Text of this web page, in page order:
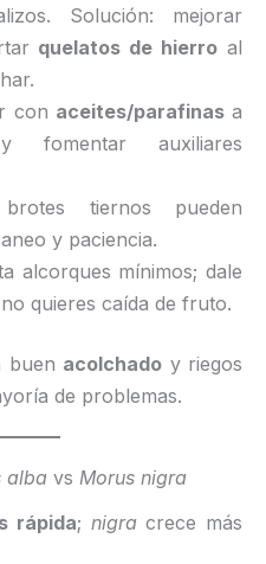
Solución: mejorar
quelatos de hierro al
con aceites/parafinasa
fomentar auxiliares
tiernos pueden
y paciencia.
alcorques mínimos; dale
quieres caída de fruto.
buen acolchado y riegos
de problemas.
alba vs Morus nigra
rápida; nigracrece más